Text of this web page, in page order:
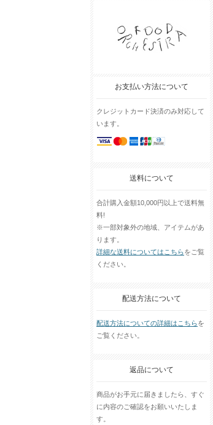
お支払い方法について
クレジットカード決済のみ対応して
います。
送料について
合計購入金額10,000円以上で送料無
料!
※一部対象外の地域、アイテムがあ
ります。
詳細な送料についてはこちらをご覧
ください。
配送方法について
配送方法についての詳細はこちらを
ご覧ください。
返品について
商品がお手元に届きましたら、すぐ
に内容のご確認をお願いいたしま
す。